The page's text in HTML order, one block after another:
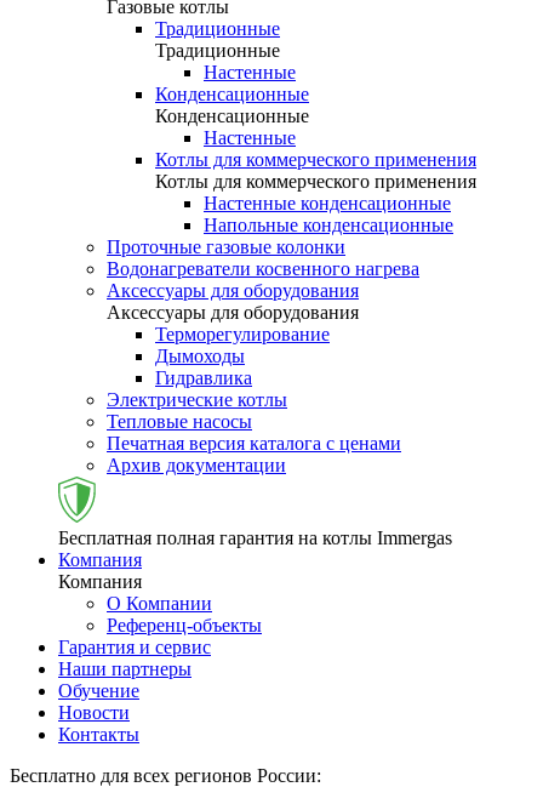
Газовые котлы
Традиционные
Традиционные
Настенные
Конденсационные
Конденсационные
Настенные
Котлы для коммерческого применения
Котлы для коммерческого применения
Настенные конденсационные
Напольные конденсационные
Проточные газовые колонки
Водонагреватели косвенного нагрева
Аксессуары для оборудования
Аксессуары для оборудования
Терморегулирование
Дымоходы
Гидравлика
Электрические котлы
Тепловые насосы
Печатная версия каталога с ценами
Архив документации
Бесплатная полная гарантия на котлы Immergas
Компания
Компания
О Компании
Референц-объекты
Гарантия и сервис
Наши партнеры
Обучение
Новости
Контакты
Бесплатно для всех регионов России: